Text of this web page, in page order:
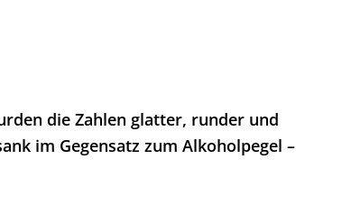
die Zahlen glatter, runder und
im Gegensatz zum Alkoholpegel –